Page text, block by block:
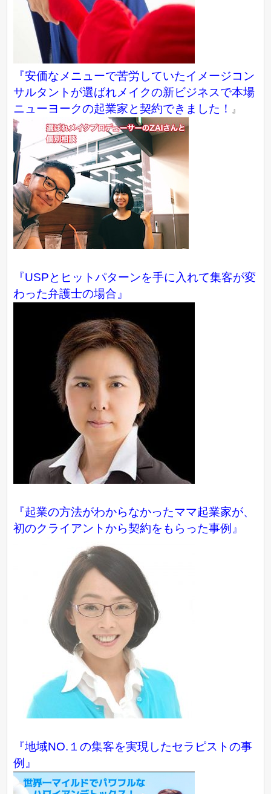
『安価なメニューで苦労していたイメージコン
サルタントが選ばれメイクの新ビジネスで本場
ニューヨークの起業家と契約できました！
』
『USPとヒットパターンを手に入れて集客が変
わった弁護士の場合』
『起業の方法がわからなかったママ起業家が、
初のクライアントから契約をもらった事例』
『地域NO.１の集客を実現したセラピストの事
例』